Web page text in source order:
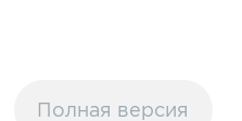
Полная версия